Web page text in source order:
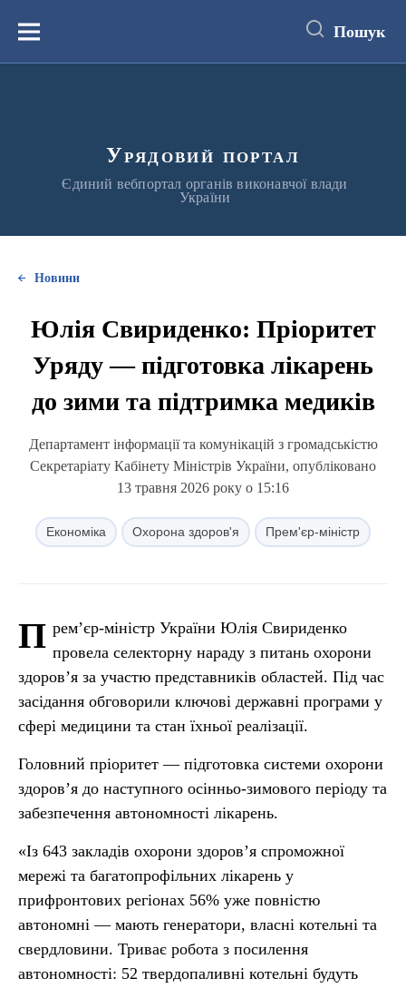
вмістуМеню Пошук
Урядовий портал
Єдиний вебпортал органів виконавчої влади
України
Новини
Юлія Свириденко: Пріоритет
Уряду — підготовка лікарень
до зими та підтримка медиків
Департамент інформації та комунікацій з громадськістю
Секретаріату Кабінету Міністрів України, опубліковано
13 травня 2026 року о 15:16
Економіка Охорона здоров'я Прем'єр-міністр
П рем’єр-міністр України Юлія Свириденко
провела селекторну нараду з питань охорони
здоров’я за участю представників областей. Під час
засідання обговорили ключові державні програми у
сфері медицини та стан їхньої реалізації.
Головний пріоритет — підготовка системи охорони
здоров’я до наступного осінньо-зимового періоду та
забезпечення автономності лікарень.
«Із 643 закладів охорони здоровʼя спроможної
мережі та багатопрофільних лікарень у
прифронтових регіонах 56% уже повністю
автономні — мають генератори, власні котельні та
свердловини. Триває робота з посилення
автономності: 52 твердопаливні котельні будуть